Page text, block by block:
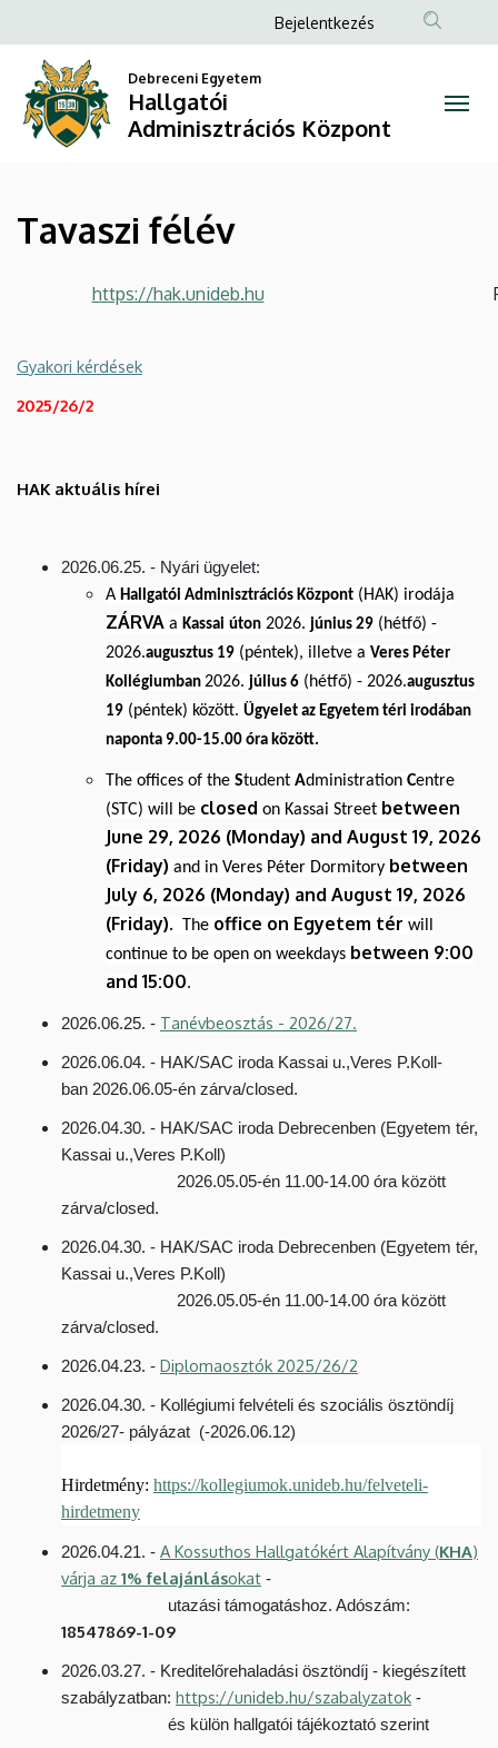
félév
Hallgatói
Adminisztrációs
Központ
a
tartalomra
Anonim
menüje
Bejelentkezés
Debreceni Egyetem
Hallgatói
Adminisztrációs Központ
Tavaszi félév
https://hak.unideb.hu
Gyakori kérdések
2025/26/2
HAK aktuális hírei
2026.06.25. - Nyári ügyelet:
A Hallgatói Adminisztrációs Központ (HAK) irodája
ZÁRVA a Kassai úton 2026. június 29 (hétfő) -
2026.augusztus 19 (péntek), illetve a Veres Péter
Kollégiumban 2026. július 6 (hétfő) - 2026.augusztus
19 (péntek) között. Ügyelet az Egyetem téri irodában
naponta 9.00-15.00 óra között.
The offices of the Student Administration Centre
(STC) will be closed on Kassai Street between
June 29, 2026 (Monday) and August 19, 2026
(Friday) and in Veres Péter Dormitory between
July 6, 2026 (Monday) and August 19, 2026
(Friday). The office on Egyetem tér will
continue to be open on weekdays between 9:00
and 15:00.
2026.06.25. - Tanévbeosztás - 2026/27.
2026.06.04. - HAK/SAC iroda Kassai u.,Veres P.Koll-
ban 2026.06.05-én zárva/closed.
2026.04.30. - HAK/SAC iroda Debrecenben (Egyetem tér,
Kassai u.,Veres P.Koll)
2026.05.05-én 11.00-14.00 óra között
zárva/closed.
2026.04.30. - HAK/SAC iroda Debrecenben (Egyetem tér,
Kassai u.,Veres P.Koll)
2026.05.05-én 11.00-14.00 óra között
zárva/closed.
2026.04.23. - Diplomaosztók 2025/26/2
2026.04.30. - Kollégiumi felvételi és szociális ösztöndíj
2026/27- pályázat (-2026.06.12)
Hirdetmény: https://kollegiumok.unideb.hu/felveteli-
hirdetmeny
2026.04.21. - A Kossuthos Hallgatókért Alapítvány (KHA)
várja az 1% felajánlásokat -
utazási támogatáshoz. Adószám:
18547869-1-09
2026.03.27. - Kreditelőrehaladási ösztöndíj - kiegészített
szabályzatban: https://unideb.hu/szabalyzatok -
és külön hallgatói tájékoztató szerint